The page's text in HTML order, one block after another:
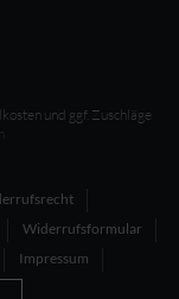
und ggf. Zuschläge
Widerrufsformular
Impressum